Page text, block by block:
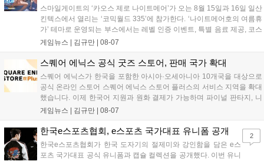
스마일게이트의 ‘카오스 제로 나이트메어’가 오는 8월 15일과 16일 일산
킨텍스에서 열리는 ‘코믹월드 335’에 참가한다. ‘나이트메어호의 여름휴
가’ 테마로 운영되는 부스에서는 레벨 인증 이벤트, 특별 음료 제공, 코스
프레 모델 포토존 등 다채로운 행사가 진행된다. 유명 코스어 7인이 캐릭
세한 정보는 공식 커뮤니티에서 확인 가능하다....
게임뉴스 | 김규만 08-07
스퀘어 에닉스 공식 굿즈 스토어, 판매 국가 확대
스퀘어 에닉스가 한국을 포함한 아시아·오세아니아 10개국을 대상으로
공식 온라인 스토어 스퀘어 에닉스 스토어 플러스의 서비스 지역을 확대
했습니다. 이제 한국어 지원과 원화 결제가 가능하며 파이널 판타지, 니
어 등 주요 게임의 피규어, 굿즈를 구매할 수 있습니다. 신상품이 순차적
용 가능합니다....
게임뉴스 | 김규만 08-07
한국e스포츠협회, e스포츠 국가대표 유니폼 공개
한국e스포츠협회가 한국 도자기의 절제미와 강인함을 담은 e스
포츠 국가대표 공식 유니폼과 캡슐 컬렉션을 공개했다. 이번 유니
2